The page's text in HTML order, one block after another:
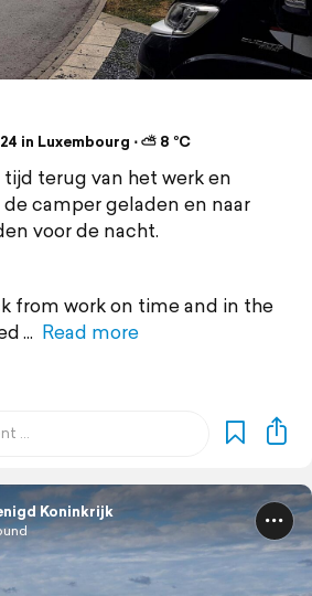
in Luxembourg ⋅ ⛅ 8 °C
tijd terug van het werk en
camper geladen en naar
voor de nacht.
from work on time and in the
Read more
Koninkrijk